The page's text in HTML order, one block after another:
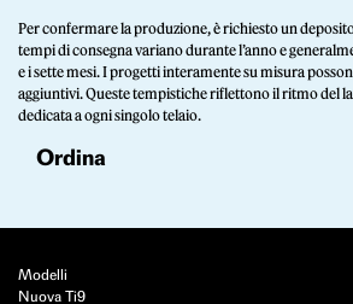
Per confermare la produzione, è richiesto un
tempi di consegna variano durante l’anno e
e i sette mesi. I progetti interamente su misura
aggiuntivi. Queste tempistiche riflettono il ritmo del
dedicata a ogni singolo telaio.
Ordina
Modelli
Nuova Ti9